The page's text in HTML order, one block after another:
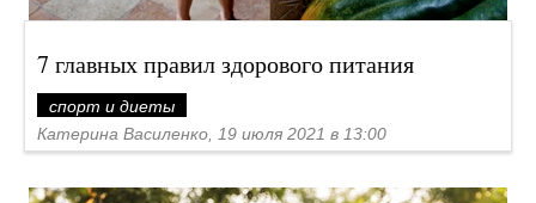
7 главных правил здорового питания
спорт и диеты
Катерина Василенко, 19 июля 2021 в 13:00